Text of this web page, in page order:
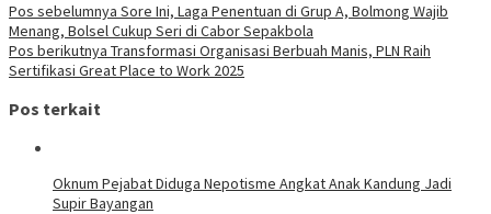
Pos sebelumnya Sore Ini, Laga Penentuan di Grup A, Bolmong Wajib
Menang, Bolsel Cukup Seri di Cabor Sepakbola
Pos berikutnya Transformasi Organisasi Berbuah Manis, PLN Raih
Sertifikasi Great Place to Work 2025
Pos terkait
Oknum Pejabat Diduga Nepotisme Angkat Anak Kandung Jadi
Supir Bayangan